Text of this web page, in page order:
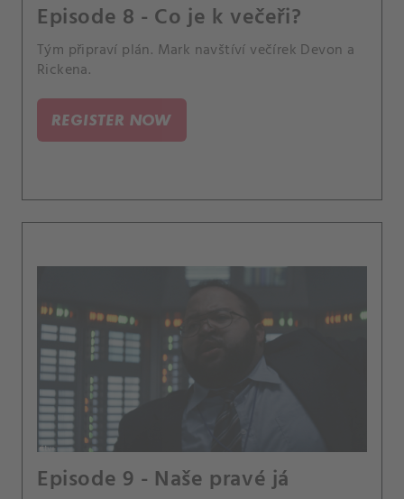
Episode 8 - Co je k večeři?
Tým připraví plán. Mark navštíví večírek Devon a
Rickena.
REGISTER NOW
Episode 9 - Naše pravé já